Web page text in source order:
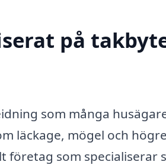
på
som många
läckage, mögel och högre
som specialiserar